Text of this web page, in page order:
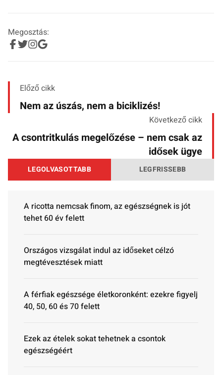
Megosztás:
Előző cikk
Nem az úszás, nem a biciklizés!
Következő cikk
A csontritkulás megelőzése – nem csak az
idősek ügye
LEGOLVASOTTABB LEGFRISSEBB
A ricotta nemcsak finom, az egészségnek is jót
tehet 60 év felett
Országos vizsgálat indul az időseket célzó
megtévesztések miatt
A férfiak egészsége életkoronként: ezekre figyelj
40, 50, 60 és 70 felett
Ezek az ételek sokat tehetnek a csontok
egészségéért